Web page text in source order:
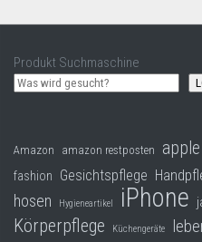
Produkt Suchmaschine
Amazon amazon restposten apple
fashion Gesichtspflege
hosen Hygieneartikel iPhone
Körperpflege Küchengeräte